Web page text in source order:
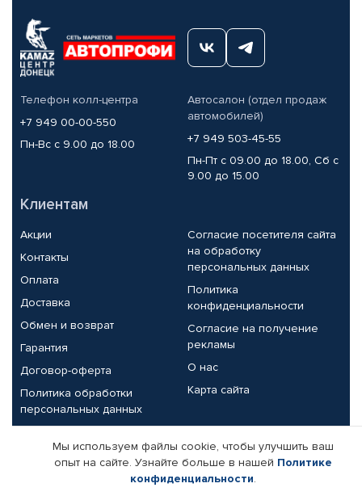
Телефон колл-центра
+7 949 00-00-550
Пн-Вс с 9.00 до 18.00
Автосалон (отдел продаж
автомобилей)
+7 949 503-45-55
Пн-Пт с 09.00 до 18.00, Сб с
9.00 до 15.00
Клиентам
Акции
Контакты
Оплата
Доставка
Обмен и возврат
Гарантия
Договор-оферта
Политика обработки
персональных данных
Согласие посетителя сайта
на обработку
персональных данных
Политика
конфиденциальности
Согласие на получение
рекламы
О нас
Карта сайта
Партнерам
Корпоративным клиентам
Реквизиты компании
Мы используем файлы cookie, чтобы улучшить ваш
опыт на сайте. Узнайте больше в нашей Политике
конфиденциальности.